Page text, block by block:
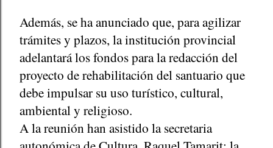
Además, se ha anunciado que, para agilizar
trámites y plazos, la institución provincial
adelantará los fondos para la redacción del
proyecto de rehabilitación del santuario que
debe impulsar su uso turístico, cultural,
ambiental y religioso.
A la reunión han asistido la secretaria